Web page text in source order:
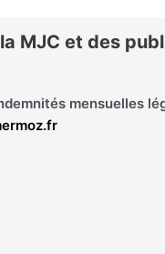
MJC et des
mensuelles